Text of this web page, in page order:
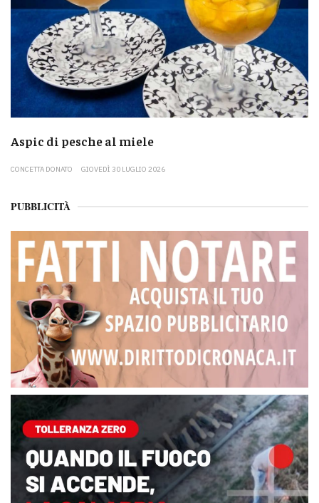
Aspic di pesche al miele
CONCETTA DONATO GIOVEDÌ 30 LUGLIO 2026
PUBBLICITÀ